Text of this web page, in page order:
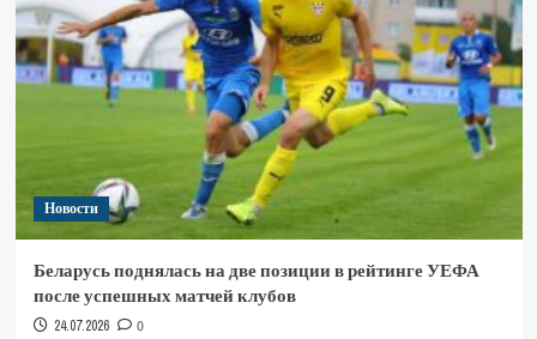
Новости
Беларусь поднялась на две позиции в рейтинге УЕФА
после успешных матчей клубов
24.07.2026 0